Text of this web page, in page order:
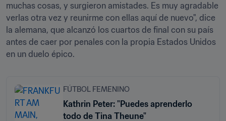
muchas cosas, y surgieron amistades. Es muy agradable
verlas otra vez y reunirme con ellas aquí de nuevo", dice
la alemana, que alcanzó los cuartos de final con su país
antes de caer por penales con la propia Estados Unidos
en un duelo épico.
FÚTBOL FEMENINO
Kathrin Peter: "Puedes aprenderlo
todo de Tina Theune"